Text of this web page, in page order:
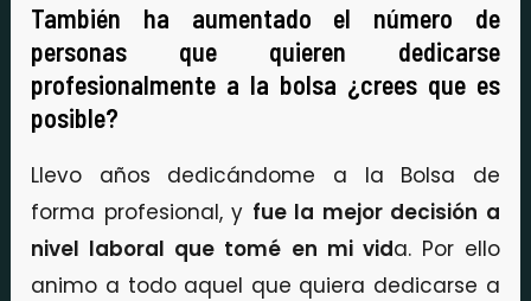
También ha aumentado el número de
personas que quieren dedicarse
profesionalmente a la bolsa ¿crees que es
posible?
Llevo años dedicándome a la Bolsa de
forma profesional, y fue la mejor decisión a
nivel laboral que tomé en mi vida. Por ello
animo a todo aquel que quiera dedicarse a